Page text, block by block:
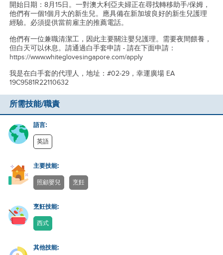
開始日期：8月15日。一對澳大利亞夫婦正在尋找轉移助手/保姆，
他們有一個1個月大的新生兒。應具備在新加坡良好的新生兒護理
經驗。必須提供當前雇主的推薦電話。
他們有一位兼職清潔工，因此主要關注嬰兒護理。需要夜間餵養，
但白天可以休息。請通過白手套申請 - 請在下面申請：
https://www.whiteglovesingapore.com/apply
我是在白手套的代理人，地址：#02-29，幸運廣場 EA
19C9581R22110632
所需技能/職責
語言:
英語
主要技能:
照顧嬰兒 烹飪
烹飪技能:
西式
其他技能: